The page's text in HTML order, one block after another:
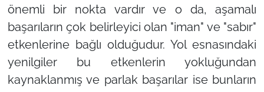
önemli bir nokta vardır ve o da, aşamalı
başarıların çok belirleyici olan "iman" ve "sabır"
etkenlerine bağlı olduğudur. Yol esnasındaki
yenilgiler bu etkenlerin yokluğundan
kaynaklanmış ve parlak başarılar ise bunların